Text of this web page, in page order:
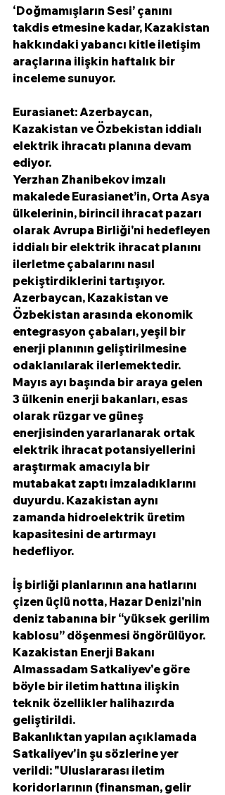
‘Doğmamışların Sesi’ çanını
takdis etmesine kadar, Kazakistan
hakkındaki yabancı kitle iletişim
araçlarına ilişkin haftalık bir
inceleme sunuyor.
Eurasianet: Azerbaycan,
Kazakistan ve Özbekistan iddialı
elektrik ihracatı planına devam
ediyor.
Yerzhan Zhanibekov imzalı
makalede Eurasianet’in, Orta Asya
ülkelerinin, birincil ihracat pazarı
olarak Avrupa Birliği'ni hedefleyen
iddialı bir elektrik ihracat planını
ilerletme çabalarını nasıl
pekiştirdiklerini tartışıyor.
Azerbaycan, Kazakistan ve
Özbekistan arasında ekonomik
entegrasyon çabaları, yeşil bir
enerji planının geliştirilmesine
odaklanılarak ilerlemektedir.
Mayıs ayı başında bir araya gelen
3 ülkenin enerji bakanları, esas
olarak rüzgar ve güneş
enerjisinden yararlanarak ortak
elektrik ihracat potansiyellerini
araştırmak amacıyla bir
mutabakat zaptı imzaladıklarını
duyurdu. Kazakistan aynı
zamanda hidroelektrik üretim
kapasitesini de artırmayı
hedefliyor.
İş birliği planlarının ana hatlarını
çizen üçlü notta, Hazar Denizi'nin
deniz tabanına bir “yüksek gerilim
kablosu” döşenmesi öngörülüyor.
Kazakistan Enerji Bakanı
Almassadam Satkaliyev'e göre
böyle bir iletim hattına ilişkin
teknik özellikler halihazırda
geliştirildi.
Bakanlıktan yapılan açıklamada
Satkaliyev'in şu sözlerine yer
verildi: "Uluslararası iletim
koridorlarının (finansman, gelir